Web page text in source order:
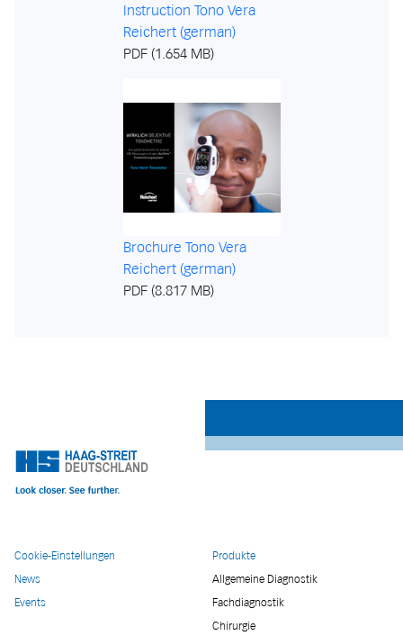
Instruction Tono Vera
Reichert (german)
PDF (1.654 MB)
Brochure Tono Vera
Reichert (german)
PDF (8.817 MB)
Cookie-Einstellungen
News
Events
Produkte
Allgemeine Diagnostik
Fachdiagnostik
Chirurgie